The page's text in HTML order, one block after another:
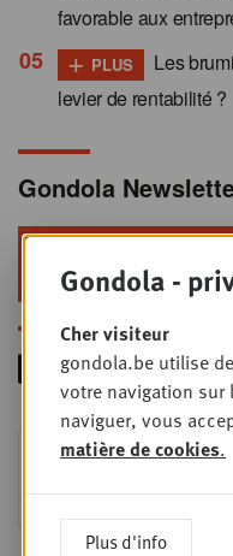
favorable aux
+ PLUS
Les
levier de rentabilité ?
Gondola
foodservice !
MER
Gondola -
Cher visiteur
gondola.be utilise
votre navigation sur
naviguer, vous
matière de cookies.
Plus d'info